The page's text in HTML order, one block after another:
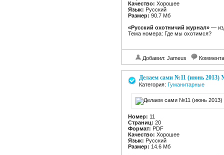
Качество: Хорошее
Язык: Русский
Размер: 90.7 Мб
«Русский охотничий журнал» —
Тема номера: Где мы охотимся?
Добавил: Jameus
Делаем сами №11 (июнь 2013)
Категория: Гуманитарные
Номер: 11
Страниц: 20
Формат: PDF
Качество: Хорошее
Язык: Русский
Размер: 14.6 Мб